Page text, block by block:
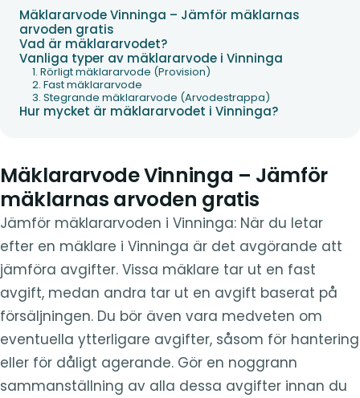
Mäklararvode Vinninga – Jämför
mäklarnas arvoden gratis
Jämför mäklararvoden i Vinninga: När du letar
efter en mäklare i Vinninga är det avgörande att
jämföra avgifter. Vissa mäklare tar ut en fast
avgift, medan andra tar ut en avgift baserat på
försäljningen. Du bör även vara medveten om
eventuella ytterligare avgifter, såsom för hantering
eller för dåligt agerande. Gör en noggrann
sammanställning av alla dessa avgifter innan du
Mäklararvode Vinninga – Jämför mäklarnas
arvoden gratis
Vad är mäklararvodet?
Vanliga typer av mäklararvode i Vinninga
1. Rörligt mäklararvode (Provision)
2. Fast mäklararvode
3. Stegrande mäklararvode (Arvodestrappa)
Hur mycket är mäklararvodet i Vinninga?